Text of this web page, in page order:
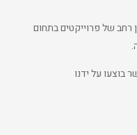
רחב של פרוייקטים בתחום
בוצעו על ידנו